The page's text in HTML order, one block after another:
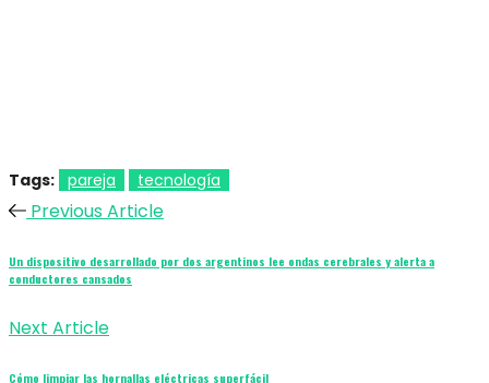
Tags: pareja tecnología
Previous Article
Un dispositivo desarrollado por dos argentinos lee ondas cerebrales y alerta a
conductores cansados
Next Article
Cómo limpiar las hornallas eléctricas superfácil